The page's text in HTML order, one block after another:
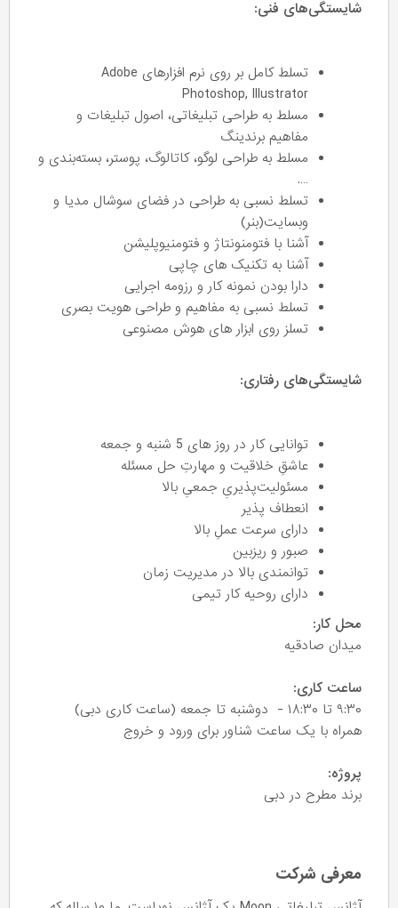
شایستگی‌های فنی:
تسلط کامل بر روی نرم افزارهای Adobe
Photoshop, Illustrator
مسلط به طراحی تبلیغاتی، اصول تبلیغات و
مفاهیم برندینگ
مسلط به طراحی لوگو، کاتالوگ، پوستر، بسته‌بندی و
….
تسلط نسبی به طراحی در فضای سوشال مدیا و
وبسایت(بنر)
آشنا با فتومنونتاژ و فتومنیوپلیشن
آشنا به تکنیک های چاپی
دارا بودن نمونه کار و رزومه اجرایی
تسلط نسبی به مفاهیم و طراحی هویت بصری
تسلز روی ابزار های هوش مصنوعی
شایستگی‌های رفتاری:
توانایی کار در روز های 5 شنبه و جمعه
عاشقِ خلاقیت و مهارتِ حل مسئله
مسئولیت‌پذیریِ جمعیِ بالا
انعطاف پذیر
دارای سرعت عملِ بالا
صبور و ریزبین
توانمندی بالا در مدیریت زمان
دارای روحیه کار تیمی
محل کار:
میدان صادقیه
ساعت کاری:
۹:۳۰ تا ۱۸:۳۰ - دوشنبه تا جمعه (ساعت کاری دبی)
همراه با یک ساعت شناور برای ورود و خروج
پروژه:
برند مطرح در دبی
معرفی شرکت